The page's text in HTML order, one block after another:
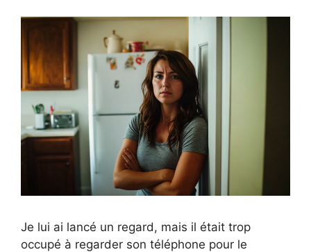
Je lui ai lancé un regard, mais il était trop
occupé à regarder son téléphone pour le